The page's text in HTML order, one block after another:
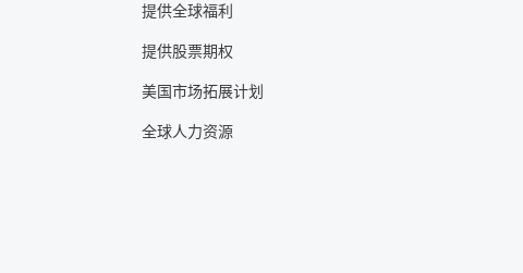
提供全球福利
提供股票期权
美国市场拓展计划
全球人力资源